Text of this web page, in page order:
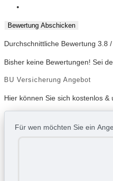
Bewertung Abschicken
Durchschnittliche Bewertung 3.8
Bisher keine Bewertungen! Sei
BU Versicherung Angebot
Hier können Sie sich kostenlos
Für wen möchten Sie ein